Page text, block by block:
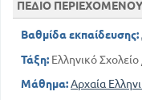
ΠΕΔΙΟ ΠΕΡΙΕΧΟΜΕΝΟΥ
Βαθμίδα εκπαίδευσης:
Τάξη: Ελληνικό
Μάθημα:Αρχαία